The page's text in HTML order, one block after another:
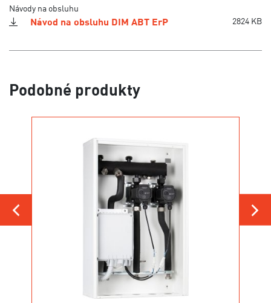
Návody na obsluhu
Návod na obsluhu DIM ABT ErP 2824 KB
Podobné produkty